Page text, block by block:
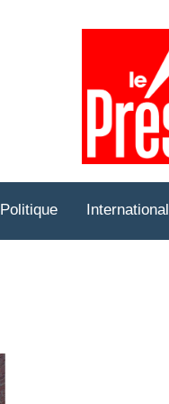
Politique International